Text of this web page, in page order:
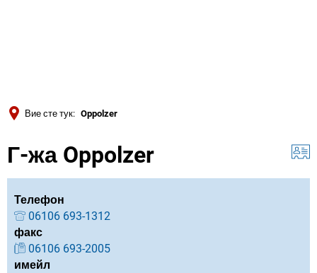
Вие сте тук: Oppolzer
Г-жа Oppolzer
Телефон
06106 693-1312
факс
06106 693-2005
имейл